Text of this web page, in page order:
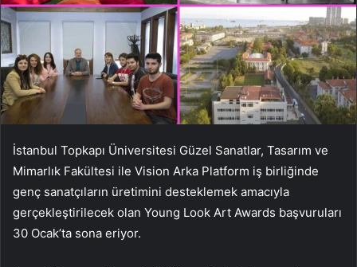
İstanbul Topkapı Üniversitesi Güzel Sanatlar, Tasarım ve
Mimarlık Fakültesi ile Vision Arka Platform iş birliğinde
genç sanatçıların üretimini desteklemek amacıyla
gerçekleştirilecek olan Young Look Art Awards başvuruları
30 Ocak’ta sona eriyor.